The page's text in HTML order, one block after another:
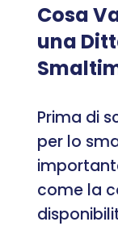
Cosa
una
Prima di
per lo
come la